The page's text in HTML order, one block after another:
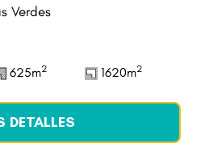
Verdes
625m2 1620m2
DETALLES